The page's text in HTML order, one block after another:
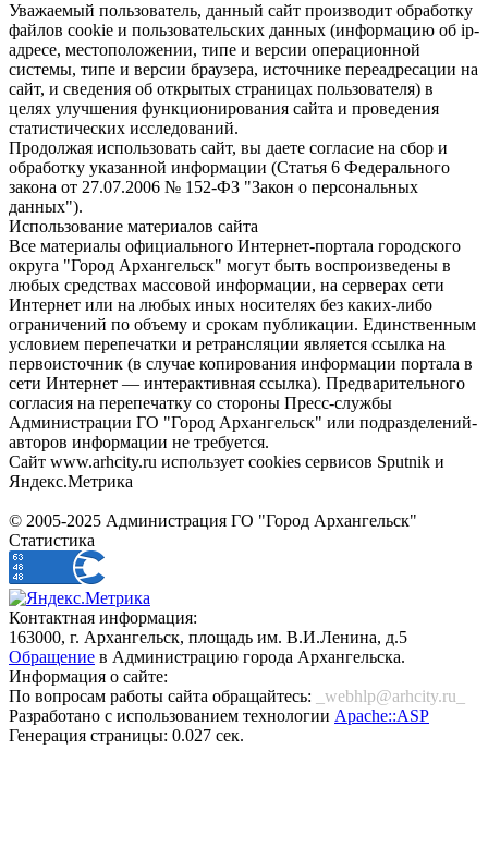
Уважаемый пользователь, данный сайт производит обработку
файлов cookie и пользовательских данных (информацию об ip-
адресе, местоположении, типе и версии операционной
системы, типе и версии браузера, источнике переадресации на
сайт, и сведения об открытых страницах пользователя) в
целях улучшения функционирования сайта и проведения
статистических исследований.
Продолжая использовать сайт, вы даете согласие на сбор и
обработку указанной информации (Статья 6 Федерального
закона от 27.07.2006 № 152-ФЗ "Закон о персональных
данных").
Использование материалов сайта
Все материалы официального Интернет-портала городского
округа "Город Архангельск" могут быть воспроизведены в
любых средствах массовой информации, на серверах сети
Интернет или на любых иных носителях без каких-либо
ограничений по объему и срокам публикации. Единственным
условием перепечатки и ретрансляции является ссылка на
первоисточник (в случае копирования информации портала в
сети Интернет — интерактивная ссылка). Предварительного
согласия на перепечатку со стороны Пресс-службы
Администрации ГО "Город Архангельск" или подразделений-
авторов информации не требуется.
Сайт www.arhcity.ru использует cookies сервисов Sputnik и
Яндекс.Метрика
© 2005-2025 Администрация ГО "Город Архангельск"
Статистика
Контактная информация:
163000, г. Архангельск, площадь им. В.И.Ленина, д.5
Обращение в Администрацию города Архангельска.
Информация о сайте:
По вопросам работы сайта обращайтесь:
_webhlp@arhcity.ru_
Разработано с использованием технологии Apache::ASP
Генерация страницы: 0.027 сек.